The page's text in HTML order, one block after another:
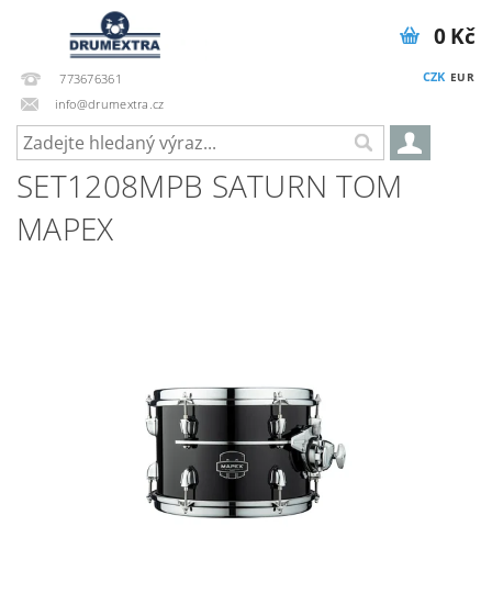
773676361
info@drumextra.cz
CZK EUR
0 Kč
SET1208MPB SATURN TOM
MAPEX